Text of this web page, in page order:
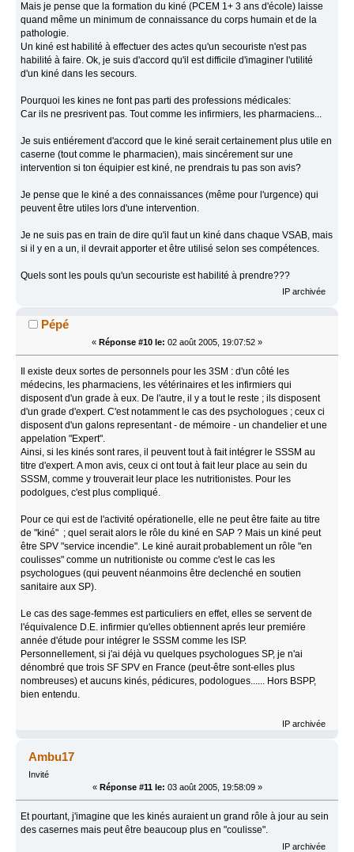
Mais je pense que la formation du kiné (PCEM 1+ 3 ans d'école) laisse
quand même un minimum de connaissance du corps humain et de la
pathologie.
Un kiné est habilité à effectuer des actes qu'un secouriste n'est pas
habilité à faire. Ok, je suis d'accord qu'il est difficile d'imaginer l'utilité
d'un kiné dans les secours.
Pourquoi les kines ne font pas parti des professions médicales:
Car ils ne presrivent pas. Tout comme les infirmiers, les pharmaciens...
Je suis entiérement d'accord que le kiné serait certainement plus utile en
caserne (tout comme le pharmacien), mais sincérement sur une
intervention si ton équipier est kiné, ne prendrais tu pas son avis?
Je pense que le kiné a des connaissances (même pour l'urgence) qui
peuvent être utiles lors d'une intervention.
Je ne suis pas en train de dire qu'il faut un kiné dans chaque VSAB, mais
si il y en a un, il devrait apporter et être utilisé selon ses compétences.
Quels sont les pouls qu'un secouriste est habilité à prendre???
IP archivée
Pépé
« Réponse #10 le: 02 août 2005, 19:07:52 »
Il existe deux sortes de personnels pour les 3SM : d'un côté les
médecins, les pharmaciens, les vétérinaires et les infirmiers qui
disposent d'un grade à eux. De l'autre, il y a tout le reste ; ils disposent
d'un grade d'expert. C'est notamment le cas des psychologues ; ceux ci
disposent d'un galons representant - de mémoire - un chandelier et une
appelation "Expert".
Ainsi, si les kinés sont rares, il peuvent tout à fait intégrer le SSSM au
titre d'expert. A mon avis, ceux ci ont tout à fait leur place au sein du
SSSM, comme y trouverait leur place les nutritionistes. Pour les
podolgues, c'est plus compliqué.
Pour ce qui est de l'activité opérationelle, elle ne peut être faite au titre
de "kiné" ; quel serait alors le rôle du kiné en SAP ? Mais un kiné peut
être SPV "service incendie". Le kiné aurait probablement un rôle "en
coulisses" comme un nutritioniste ou comme c'est le cas les
psychologues (qui peuvent néanmoins être declenché en soutien
sanitaire aux SP).
Le cas des sage-femmes est particuliers en effet, elles se servent de
l'équivalence D.E. infirmier qu'elles obtiennent aprés leur premiére
année d'étude pour intégrer le SSSM comme les ISP.
Personnellement, si j'ai déjà vu quelques psychologues SP, je n'ai
dénombré que trois SF SPV en France (peut-être sont-elles plus
nombreuses) et aucuns kinés, pédicures, podologues...... Hors BSPP,
bien entendu.
IP archivée
Ambu17
Invité
« Réponse #11 le: 03 août 2005, 19:58:09 »
Et pourtant, j'imagine que les kinés auraient un grand rôle à jour au sein
des casernes mais peut être beaucoup plus en "coulisse".
IP archivée